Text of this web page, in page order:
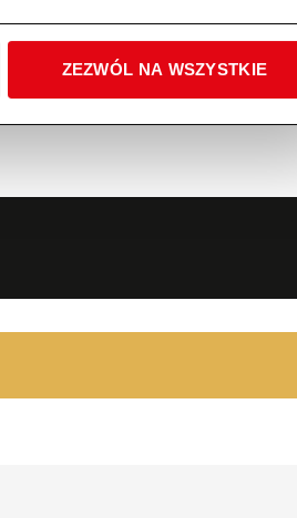
ZEZWÓL NA WSZYSTKIE
200 mm Suwmiarka
529,00zł